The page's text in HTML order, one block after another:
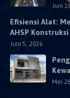
Juni
Efisiensi Alat:
AHSP
Juni 5, 2026
Mei